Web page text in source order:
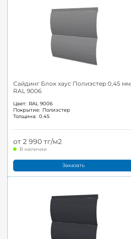
Сайдинг Блок хаус Полиэстер 0,45 мм,
RAL 9006
Цвет: RAL 9006
Покрытие: Полиэстер
Толщина: 0.45
от 2 990 тг/м2
В наличии
Заказать